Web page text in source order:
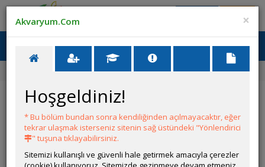
Ana Menü
Yarışmalar
114. Yarışma
zebram
Yarışmalar
Katıl Ödüller
zebram
×
Akvaryum.Com
Hoşgeldiniz!
* Bu bölüm bundan sonra kendiliğinden açılmayacaktır, eğer
tekrar ulaşmak isterseniz sitenin sağ üstündeki "Yönlendirici
" tuşuna tıklayabilirsiniz.
Sitemizi kullanışlı ve güvenli hale getirmek amacıyla çerezler